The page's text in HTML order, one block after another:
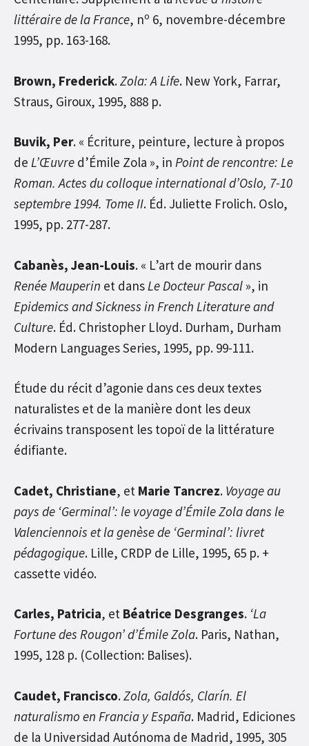
littéraire de la France, no 6, novembre-décembre
1995, pp. 163-168.
Brown, Frederick.Zola: A Life. New York, Farrar,
Straus, Giroux, 1995, 888 p.
Buvik, Per. « Écriture, peinture, lecture à propos
de L’Œuvre d’Émile Zola », in Point de rencontre: Le
Roman. Actes du colloque international d’Oslo, 7-10
septembre 1994. Tome II. Éd. Juliette Frolich. Oslo,
1995, pp. 277-287.
Cabanès, Jean-Louis. « L’art de mourir dans
Renée Mauperin et dans Le Docteur Pascal », in
Epidemics and Sickness in French Literature and
Culture. Éd. Christopher Lloyd. Durham, Durham
Modern Languages Series, 1995, pp. 99-111.
Étude du récit d’agonie dans ces deux textes
naturalistes et de la manière dont les deux
écrivains transposent les topoï de la littérature
édifiante.
Cadet, Christiane, et Marie Tancrez. Voyage au
pays de ‘Germinal’: le voyage d’Émile Zola dans le
Valenciennois et la genèse de ‘Germinal’: livret
pédagogique. Lille, CRDP de Lille, 1995, 65 p. +
cassette vidéo.
Carles, Patricia, et Béatrice Desgranges. ‘La
Fortune des Rougon’ d’Émile Zola. Paris, Nathan,
1995, 128 p. (Collection: Balises).
Caudet, Francisco.Zola, Galdós, Clarín. El
naturalismo en Francia y España. Madrid, Ediciones
de la Universidad Autónoma de Madrid, 1995, 305